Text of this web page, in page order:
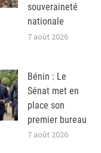
souveraineté
nationale
7 août 2026
Bénin : Le
Sénat met en
place son
premier bureau
7 août 2026